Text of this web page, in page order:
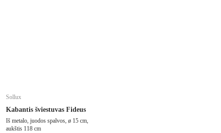
Sollux
Kabantis šviestuvas Fideus
Iš metalo, juodos spalvos, ø 15 cm,
aukštis 118 cm